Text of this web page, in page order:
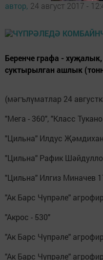
автор, 24 август 2017 -
Беренче графа -
суктырылган ашлык
(мәгълүматлар 24
"Мега - 360", "Класс
"Цильна" Илдус
"Цильна" Рафик
"Цильна" Илгиз Миначев
"Ак Барс Чүпрәле"
"Акрос - 530"
"Ак Барс Чүпрәле"
"Ак Барс Чүпрәле"